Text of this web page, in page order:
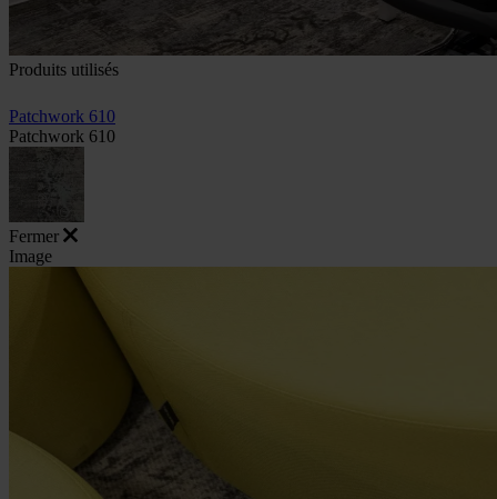
Produits utilisés
Patchwork 610
Patchwork 610
Fermer
Image